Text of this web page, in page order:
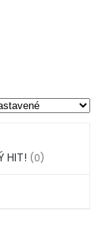
HIT! (0)